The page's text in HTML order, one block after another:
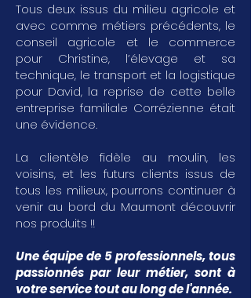
Tous deux issus du milieu agricole et
avec comme métiers précédents, le
conseil agricole et le commerce
pour Christine, l’élevage et sa
technique, le transport et la logistique
pour David, la reprise de cette belle
entreprise familiale Corrézienne était
une évidence.
La clientèle fidèle au moulin, les
voisins, et les futurs clients issus de
tous les milieux, pourrons continuer à
venir au bord du Maumont découvrir
nos produits !!
Une équipe de 5 professionnels, tous
passionnés par leur métier, sont à
votre service tout au long de l'année.